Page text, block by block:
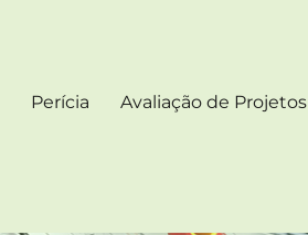
Perícia Avaliação de Projetos